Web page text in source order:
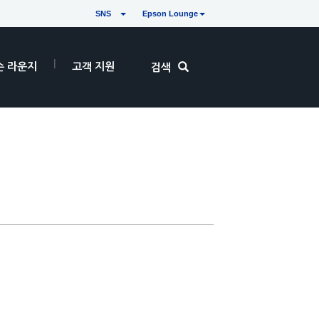
SNS Epson Lounge
라운지 고객 지원 검색